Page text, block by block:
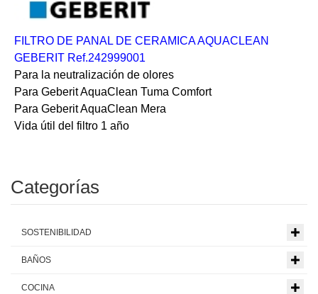
FILTRO DE PANAL DE CERAMICA AQUACLEAN
GEBERIT Ref.242999001
Para la neutralización de olores
Para Geberit AquaClean Tuma Comfort
Para Geberit AquaClean Mera
Vida útil del filtro 1 año
Categorías
SOSTENIBILIDAD
BAÑOS
COCINA